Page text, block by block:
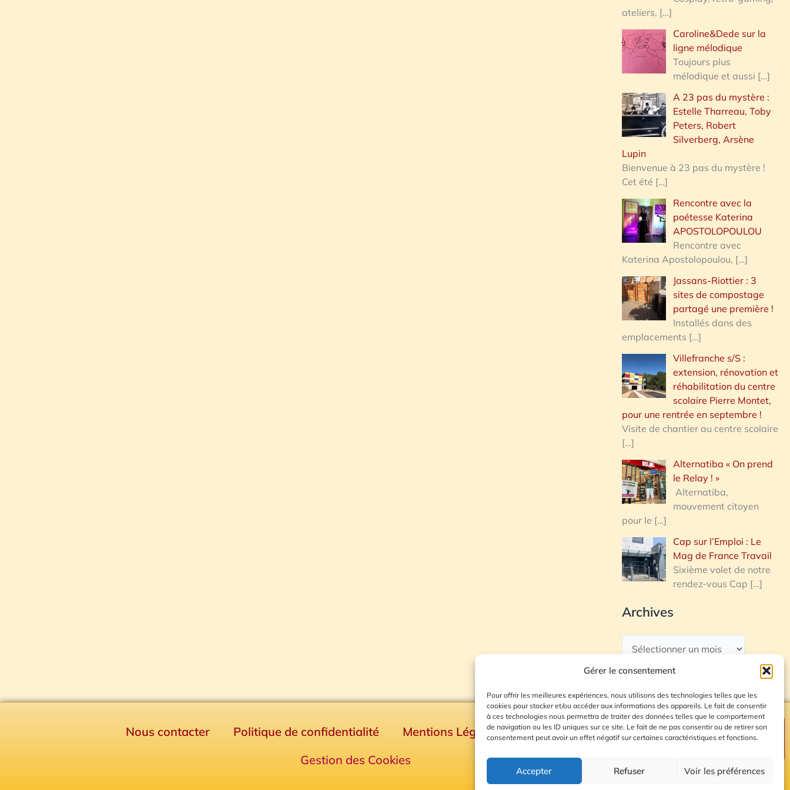
Gérer le consentement
Pour offrir les meilleures expériences, nous utilisons des technologies telles que les
cookies pour stocker et/ou accéder aux informations des appareils. Le fait de consentir
à ces technologies nous permettra de traiter des données telles que le comportement
de navigation ou les ID uniques sur ce site. Le fait de ne pas consentir ou de retirer son
consentement peut avoir un effet négatif sur certaines caractéristiques et fonctions.
Accepter Refuser Voir les préférences
ateliers, […]
Caroline&Dede sur la
ligne mélodique
Toujours plus
mélodique et aussi […]
A 23 pas du mystère :
Estelle Tharreau, Toby
Peters, Robert
Silverberg, Arsène
Lupin
Bienvenue à 23 pas du mystère !
Cet été […]
Rencontre avec la
poétesse Katerina
APOSTOLOPOULOU
Rencontre avec
Katerina Apostolopoulou, […]
Jassans-Riottier : 3
sites de compostage
partagé une première !
Installés dans des
emplacements […]
Villefranche s/S :
extension, rénovation et
réhabilitation du centre
scolaire Pierre Montet,
pour une rentrée en septembre !
Visite de chantier au centre scolaire
[…]
Alternatiba « On prend
le Relay ! »
Alternatiba,
mouvement citoyen
pour le […]
Cap sur l’Emploi : Le
Mag de France Travail
Sixième volet de notre
rendez-vous Cap […]
Archives
Nous contacter Politique de confidentialité Mentions Légales
Plan du site
Gestion des Cookies